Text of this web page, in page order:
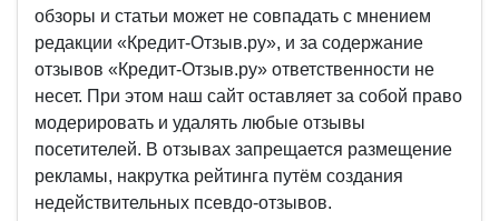
обзоры и статьи может не совпадать с мнением
редакции «Кредит-Отзыв.ру», и за содержание
отзывов «Кредит-Отзыв.ру» ответственности не
несет. При этом наш сайт оставляет за собой право
модерировать и удалять любые отзывы
посетителей. В отзывах запрещается размещение
рекламы, накрутка рейтинга путём создания
недействительных псевдо-отзывов.